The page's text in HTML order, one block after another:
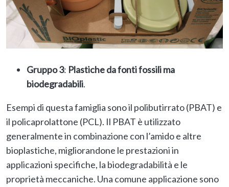
Gruppo 3: Plastiche da fonti fossili ma
biodegradabili.
Esempi di questa famiglia sono il polibutirrato (PBAT) e
il policaprolattone (PCL). Il PBAT è utilizzato
generalmente in combinazione con l’amido e altre
bioplastiche, migliorandone le prestazioni in
applicazioni specifiche, la biodegradabilità e le
proprietà meccaniche. Una comune applicazione sono